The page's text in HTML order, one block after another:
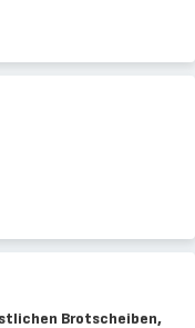
Brotscheiben,